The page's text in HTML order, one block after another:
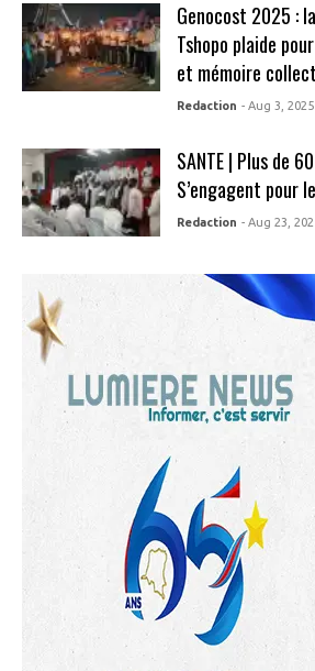
Genocost 2025 :
Tshopo plaide
et mémoire
Redaction - Aug 3, 2025
SANTE | Plus de
S’engagent pour
Redaction - Aug 23,